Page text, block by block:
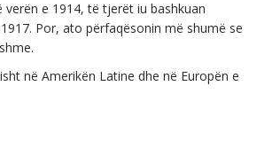
e 1914, të tjerët iu bashkuan
Por, ato përfaqësonin më shumë se
në Amerikën Latine dhe në Europën e